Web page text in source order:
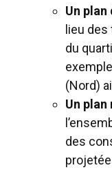
Un
lieu des
du
(Nord)
Un plan
des